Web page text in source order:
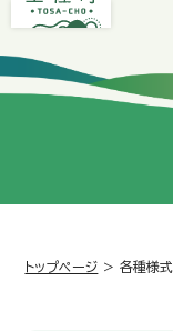
トップページ > 各種様式